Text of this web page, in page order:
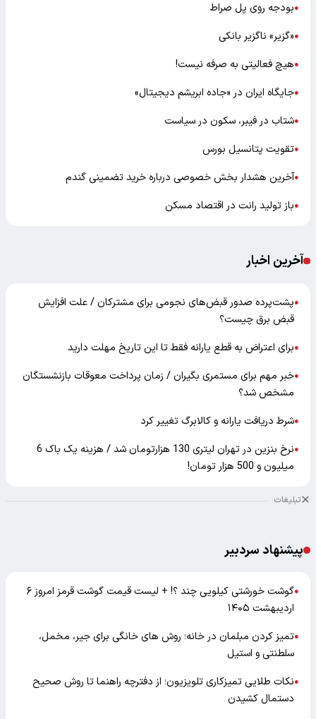
●بودجه روی پل صراط
●«گزیر» ناگزیر بانکی
●هیچ فعالیتی به صرفه نیست!
●جایگاه ایران در «جاده ابریشم دیجیتال»
●شتاب در فیبر، سکون در سیاست
●تقویت پتانسیل بورس
●آخرین هشدار بخش خصوصی درباره خرید تضمینی گندم
●باز تولید رانت در اقتصاد مسکن
آخرین اخبار
●پشت‌پرده صدور قبض‌های نجومی برای مشترکان / علت افزایش
قبض برق چیست؟
●برای اعتراض به قطع یارانه فقط تا این تاریخ مهلت دارید
●خبر مهم برای مستمری بگیران / زمان پرداخت معوقات بازنشستگان
مشخص شد؟
●شرط دریافت یارانه و کالابرگ تغییر کرد
●
نرخ بنزین در تهران لیتری 130 هزارتومان شد / هزینه یک باک 6
میلیون و 500 هزار تومان!
تبلیغات
پیشنهاد سردبیر
●
گوشت خورشتی کیلویی چند ؟! + لیست قیمت گوشت قرمز امروز ۶
اردیبهشت ۱۴۰۵
●تمیز کردن مبلمان در خانه؛ روش های خانگی برای جیر، مخمل،
سلطنتی و استیل
●نکات طلایی تمیزکاری تلویزیون؛ از دفترچه راهنما تا روش صحیح
دستمال کشیدن